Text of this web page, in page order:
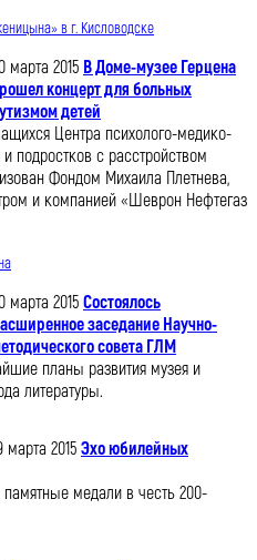
в г. Кисловодске
марта 2015 В Доме-музее Герцена
концерт для больных
детей
Центра психолого-медико-
подростков с расстройством
Фондом Михаила Плетнева,
и компанией «Шеврон Нефтегаз
марта 2015Состоялось
заседание Научно-
совета ГЛМ
планы развития музея и
литературы.
марта 2015 Эхо юбилейных
медали в честь 200-